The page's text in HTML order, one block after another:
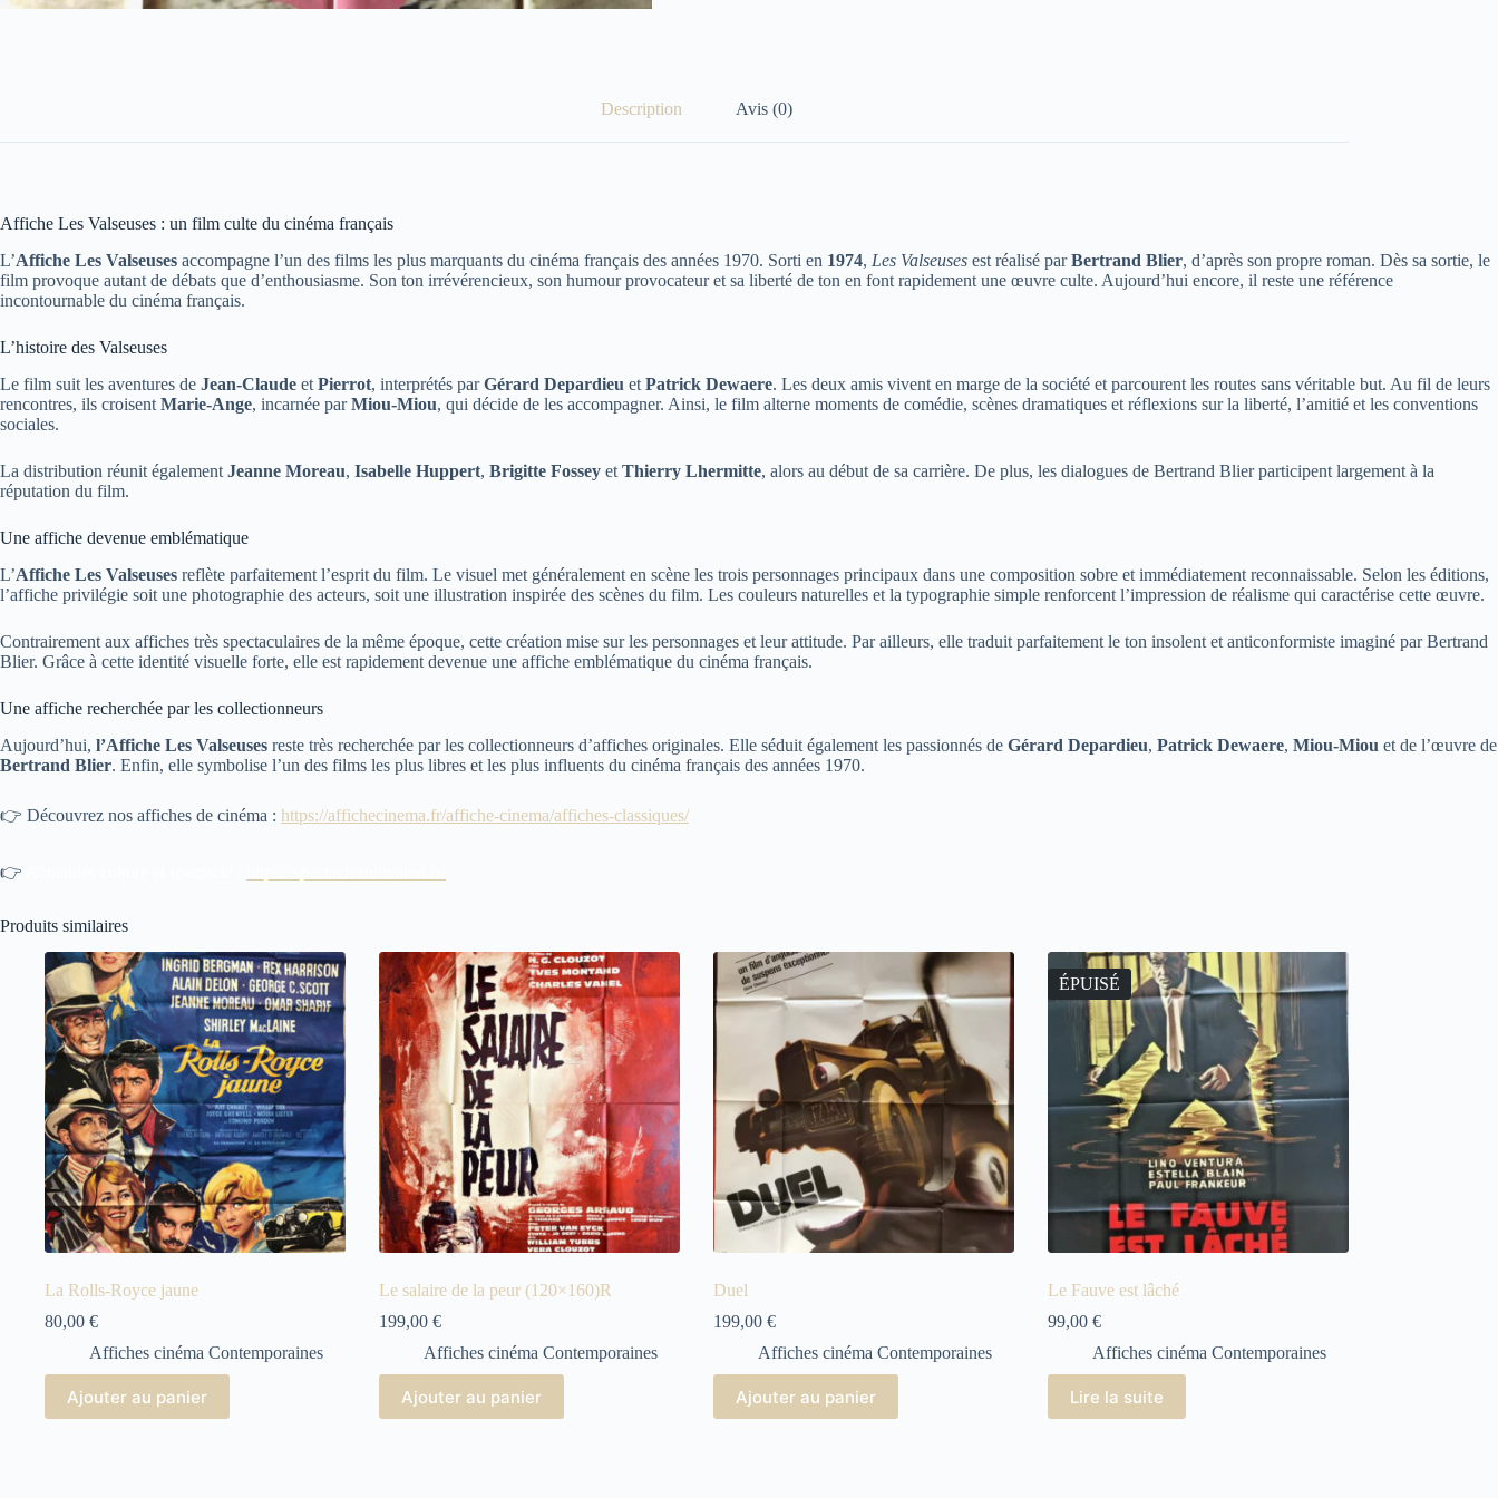
Description Avis (0)
Affiche Les Valseuses : un film culte du cinéma français
L’Affiche Les Valseuses accompagne l’un des films les plus marquants du cinéma français des années 1970. Sorti en 1974, Les Valseuses est réalisé parBertrand Blier, d’après son propre roman. Dès sa sortie, le
film provoque autant de débats que d’enthousiasme. Son ton irrévérencieux, son humour provocateur et sa liberté de ton en font rapidement une œuvre culte. Aujourd’hui encore, il reste une référence
incontournable du cinéma français.
L’histoire des Valseuses
Le film suit les aventures de Jean-Claude et Pierrot, interprétés parGérard Depardieu et Patrick Dewaere. Les deux amis vivent en marge de la société et parcourent les routes sans véritable but. Au fil de leurs
rencontres, ils croisent Marie-Ange, incarnée parMiou-Miou, qui décide de les accompagner. Ainsi, le film alterne moments de comédie, scènes dramatiques et réflexions sur la liberté, l’amitié et les conventions
sociales.
La distribution réunit également Jeanne Moreau, Isabelle Huppert, Brigitte Fossey et Thierry Lhermitte, alors au début de sa carrière. De plus, les dialogues de Bertrand Blier participent largement à la
réputation du film.
Une affiche devenue emblématique
L’Affiche Les Valseuses reflète parfaitement l’esprit du film. Le visuel met généralement en scène les trois personnages principaux dans une composition sobre et immédiatement reconnaissable. Selon les éditions,
l’affiche privilégie soit une photographie des acteurs, soit une illustration inspirée des scènes du film. Les couleurs naturelles et la typographie simple renforcent l’impression de réalisme qui caractérise cette œuvre.
Contrairement aux affiches très spectaculaires de la même époque, cette création mise sur les personnages et leur attitude. Par ailleurs, elle traduit parfaitement le ton insolent et anticonformiste imaginé par Bertrand
Blier. Grâce à cette identité visuelle forte, elle est rapidement devenue une affiche emblématique du cinéma français.
Une affiche recherchée par les collectionneurs
Aujourd’hui, l’Affiche Les Valseuses reste très recherchée par les collectionneurs d’affiches originales. Elle séduit également les passionnés de Gérard Depardieu, Patrick Dewaere, Miou-Miou et de l’œuvre de
Bertrand Blier. Enfin, elle symbolise l’un des films les plus libres et les plus influents du cinéma français des années 1970.
👉 Découvrez nos affiches de cinéma : https://affichecinema.fr/affiche-cinema/affiches-classiques/
👉
Produits similaires
La Rolls-Royce jaune
80,00 €
Affiches cinéma Contemporaines
Ajouter au panier
Le salaire de la peur (120×160)R
199,00 €
Affiches cinéma Contemporaines
Ajouter au panier
Duel
199,00 €
Affiches cinéma Contemporaines
Ajouter au panier
ÉPUISÉ
Le Fauve est lâché
99,00 €
Affiches cinéma Contemporaines
Lire la suite